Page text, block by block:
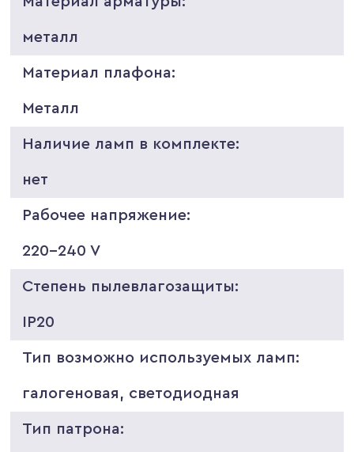
металл
Материал плафона:
Металл
Наличие ламп в комплекте:
нет
Рабочее напряжение:
220-240 V
Степень пылевлагозащиты:
IP20
Тип возможно используемых ламп:
галогеновая, светодиодная
Тип патрона: